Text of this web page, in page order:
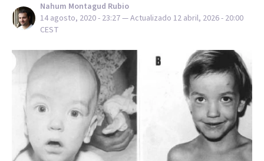
Nahum Montagud Rubio
14 agosto, 2020 - 23:27— Actualizado 12 abril, 2026 - 20:00
CEST